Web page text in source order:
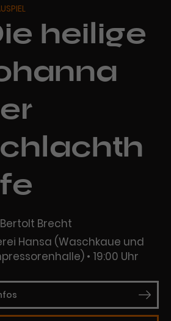
heilige
Brecht
Hansa (Waschkaue und
19:00 Uhr